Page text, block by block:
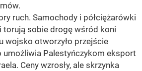
ruch. Samochody i półciężarówki
torują sobie drogę wśród koni
wojsko otworzyło przejście
umożliwia Palestyńczykom eksport
Ceny wzrosły, ale skrzynka